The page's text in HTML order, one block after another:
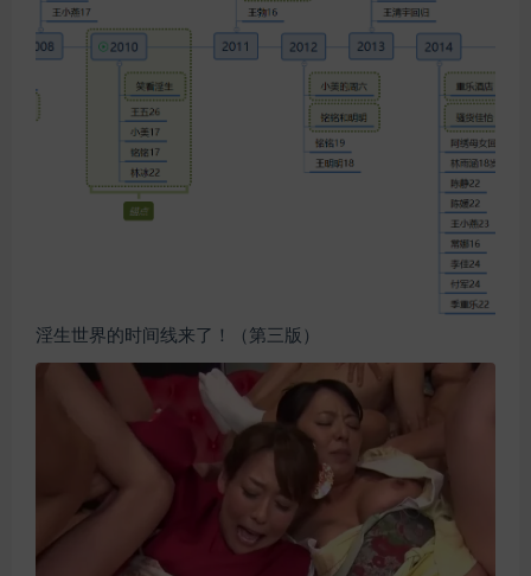
淫生世界的时间线来了！（第三版）